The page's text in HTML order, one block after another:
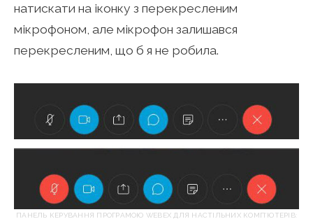
натискати на іконку з перекресленим
мікрофоном, але мікрофон залишався
перекресленим, що б я не робила.
ПАНЕЛЬ КЕРУВАННЯ ПРОГРАМОЮ WEBEX ДЛЯ НАСТІЛЬНИХ КОМП’ЮТЕРІВ: